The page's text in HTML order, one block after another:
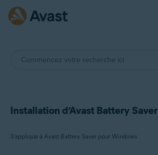
Installation d’Avast Battery
S’applique à Avast Battery Saver pour Windows